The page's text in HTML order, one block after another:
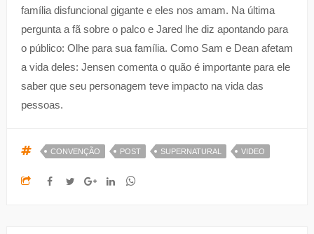
família disfuncional gigante e eles nos amam. Na última
pergunta a fã sobre o palco e Jared lhe diz apontando para
o público: Olhe para sua família. Como Sam e Dean afetam
a vida deles: Jensen comenta o quão é importante para ele
saber que seu personagem teve impacto na vida das
pessoas.
CONVENÇÃO POST SUPERNATURAL VIDEO